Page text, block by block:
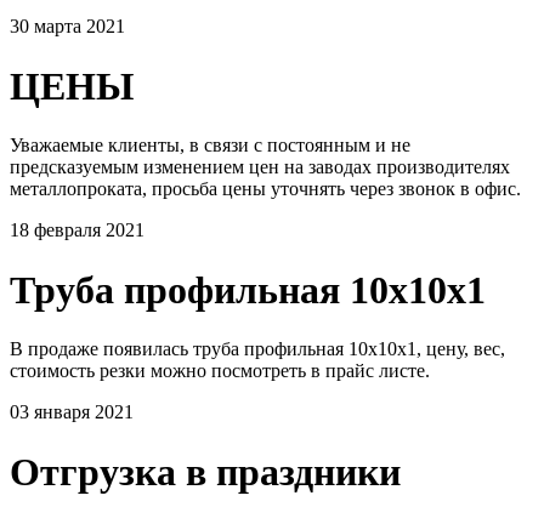
30 марта 2021
ЦЕНЫ
Уважаемые клиенты, в связи с постоянным и не
предсказуемым изменением цен на заводах производителях
металлопроката, просьба цены уточнять через звонок в офис.
18 февраля 2021
Труба профильная 10х10х1
В продаже появилась труба профильная 10х10х1, цену, вес,
стоимость резки можно посмотреть в прайс листе.
03 января 2021
Отгрузка в праздники